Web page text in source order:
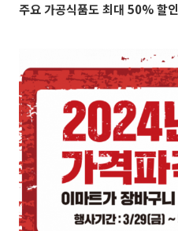
주요 가공식품도 최대 50% 할인